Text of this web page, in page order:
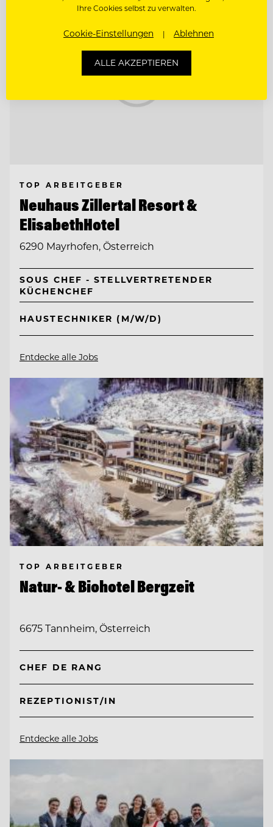
TOP ARBEITGEBER
Neuhaus Zillertal Resort &
ElisabethHotel
6290 Mayrhofen, Österreich
SOUS CHEF - STELLVERTRETENDER
KÜCHENCHEF
HAUSTECHNIKER (M/W/D)
Entdecke alle Jobs
TOP ARBEITGEBER
Natur- & Biohotel Bergzeit
6675 Tannheim, Österreich
CHEF DE RANG
REZEPTIONIST/IN
Entdecke alle Jobs
Ihre Cookies selbst zu verwalten.
Cookie-Einstellungen Ablehnen
ALLE AKZEPTIEREN